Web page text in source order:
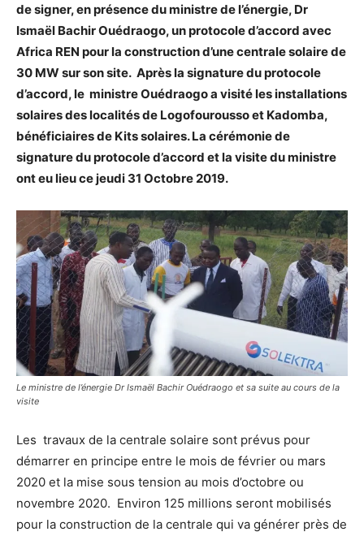
de signer, en présence du ministre de l’énergie, Dr
Ismaël Bachir Ouédraogo, un protocole d’accord avec
Africa REN pour la construction d’une centrale solaire de
30 MW sur son site. Après la signature du protocole
d’accord, le ministre Ouédraogo a visité les installations
solaires des localités de Logofourousso et Kadomba,
bénéficiaires de Kits solaires. La cérémonie de
signature du protocole d’accord et la visite du ministre
ont eu lieu ce jeudi 31 Octobre 2019.
Le ministre de l’énergie Dr Ismaël Bachir Ouédraogo et sa suite au cours de la
visite
Les travaux de la centrale solaire sont prévus pour
démarrer en principe entre le mois de février ou mars
2020 et la mise sous tension au mois d’octobre ou
novembre 2020. Environ 125 millions seront mobilisés
pour la construction de la centrale qui va générer près de